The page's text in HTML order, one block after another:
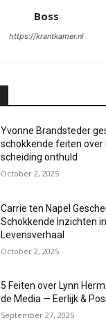
Boss
https://krantkamer.nl
Yvonne Brandsteder
schokkende feiten over
scheiding onthuld
October 2, 2025
Carrie ten Napel
Schokkende Inzichten
Levensverhaal
October 2, 2025
5 Feiten over Lynn
de Media — Eerlijk &
September 27, 2025